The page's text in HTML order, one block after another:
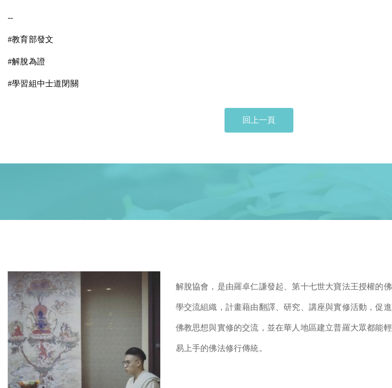
--
#教育部發文
#解脫為證
#學習組中士道閉關
回上一頁
解脫協會，是由羅卓仁謙發起、第十七世大寶法王授權的佛
學交流組織，計畫藉由翻譯、研究、講座與實修活動，促進
佛教思想與實修的交流，並在華人地區建立普羅大眾都能輕
易上手的佛法修行傳統。